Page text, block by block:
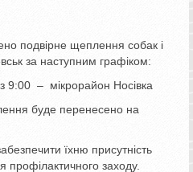
подвірне щеплення собак і
за наступним графіком:
9:00 – мікрорайон Носівка
буде перенесено на
їхню присутність
профілактичного заходу.